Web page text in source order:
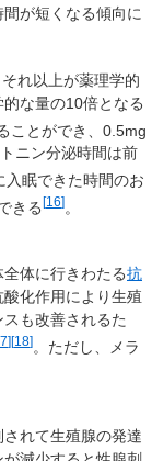
が短くなる傾向に
れ以上が薬理学的
な量の10倍となる
ことができ、0.5mg
ニン分泌時間は前
入眠できた時間のお
きる[16]。
体に行きわたる抗
化作用により生殖
も改善されるた
][18] 。ただし、メラ
されて生殖腺の発達